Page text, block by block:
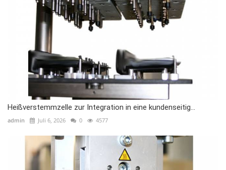
Heißverstemmzelle zur Integration in eine kundenseitig...
admin Juli 6, 2026 0 4577